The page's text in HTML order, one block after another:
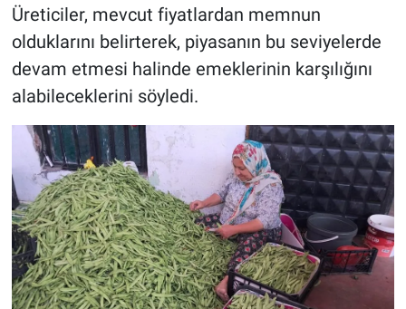
Üreticiler, mevcut fiyatlardan memnun
olduklarını belirterek, piyasanın bu seviyelerde
devam etmesi halinde emeklerinin karşılığını
alabileceklerini söyledi.